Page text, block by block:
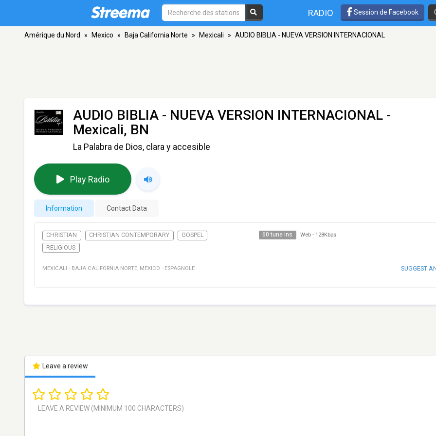
RADIO Session de Facebook
Amérique du Nord » Mexico » Baja California Norte » Mexicali » AUDIO BIBLIA - NUEVA VERSION INTERNACIONAL
AUDIO BIBLIA - NUEVA VERSION INTERNACIONAL -
Mexicali, BN
La Palabra de Dios, clara y accesible
Play Radio
Information Contact Data
CHRISTIAN CHRISTIAN CONTEMPORARY
GOSPEL
RELIGIOUS
60 tune ins Web - 128Kbps
MEXICALI · BAJA CALIFORNIA NORTE, MEXICO · ESPAGNOLE SUGGEST
Leave a review